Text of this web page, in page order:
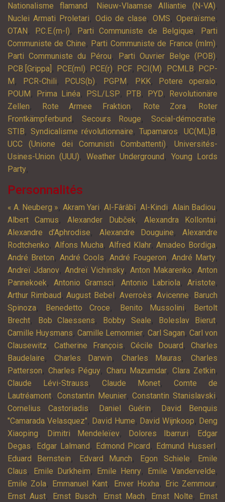
Nationalisme flamand , Nieuw-Vlaamse Alliantie (N-VA),
Nuclei Armati Proletari, Odio de clase,OMS,Operaïsme,
OTAN , P.C.E.(m-l), Parti Communiste de Belgique,
Parti
Communiste de Chine, Parti Communiste de France (mlm),
Parti Communiste du Pérou, Parti Ouvrier Belge (POB),
PCB [Grippa] , PCE(ml), PCE(r), PCF, PCI(M), PCMLB, PCP-
M , PCR-Chili, PCUS(b), PGPM , PKK, Potere operaio,
POUM , Prima Linéa, PSL/LSP, PTB, PYD,
Revolutionäre
Zellen, Rote Armee Fraktion, Rote Zora,
Roter
Frontkämpferbund , Secours Rouge, Social-démocratie,
STIB, Syndicalisme révolutionnaire, Tupamaros, UC(ML)B,
UCC (Unione dei Comunisti Combattenti),Universités-
Usines-Union (UUU), Weather Underground ,Young Lords
Party,
Personnalités
« A. Neuberg », Akram Yari, Al-Fârâbî, Al-Kindi, Alain Badiou,
Albert Camus,Alexander Dubček, Alexandra Kollontai,
Alexandre d’Aphrodise, Alexandre Douguine, Alexandre
Rodtchenko, Alfons Mucha,Alfred Klahr,Amadeo Bordiga,
André Breton, André Cools, André Fougeron, André Marty,
Andreï Jdanov, Andreï Vichinsky, Anton Makarenko, Anton
Pannekoek,Antonio Gramsci, Antonio Labriola,Aristote,
Arthur Rimbaud ,August Bebel , Averroès, Avicenne, Baruch
Spinoza, Benedetto Croce, Benito Mussolini,
Bertolt
Brecht, Bob Claessens, Bobby Seale, Boleslav Bierut,
Camille Huysmans,Camille Lemonnier, Carl Sagan, Carl von
Clausewitz,Catherine François,Cécile Douard ,Charles
Baudelaire, Charles Darwin, Charles Mauras, Charles
Patterson, Charles Péguy,Charu Mazumdar,Clara Zetkin,
Claude Lévi-Strauss,Claude Monet,Comte de
Lautréamont, Constantin Meunier,Constantin Stanislavski,
Cornelius Castoriadis, Daniel Guérin,
David Benquis
"Camarada Velasquez", David Hume, David Wijnkoop, Deng
Xiaoping, Dimitri Mendeleïev, Dolores Ibarruri,
Edgar
Degas, Edgar Lalmand , Edmond Picard , Edmund Husserl ,
Eduard Bernstein, Edvard Munch, Egon Schiele,
Emile
Claus, Emile Durkheim, Emile Henry, Emile Vandervelde,
Emile Zola, Emmanuel Kant, Enver Hoxha, Eric Zemmour,
Ernst Aust, Ernst Busch, Ernst Mach, Ernst Nolte,
Ernst